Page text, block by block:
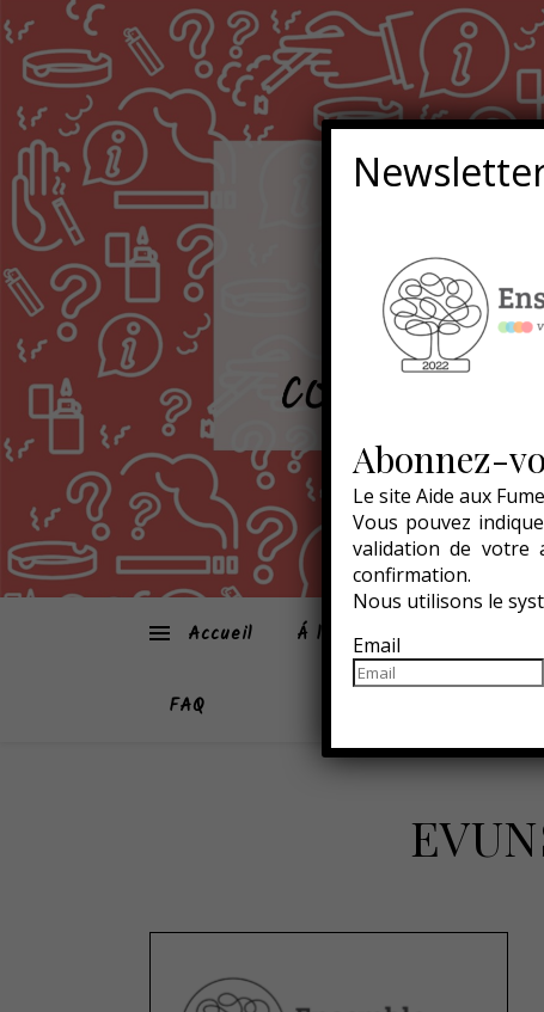
Accueil Á la une
FAQ
Abonnez-
Le site Aide aux
Vous pouvez
validation de votre
confirmation.
Nous utilisons le
Email